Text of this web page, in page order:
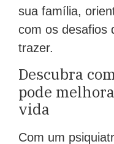
sua família,
com os desafios
trazer.
Descubra
pode
vida
Com um